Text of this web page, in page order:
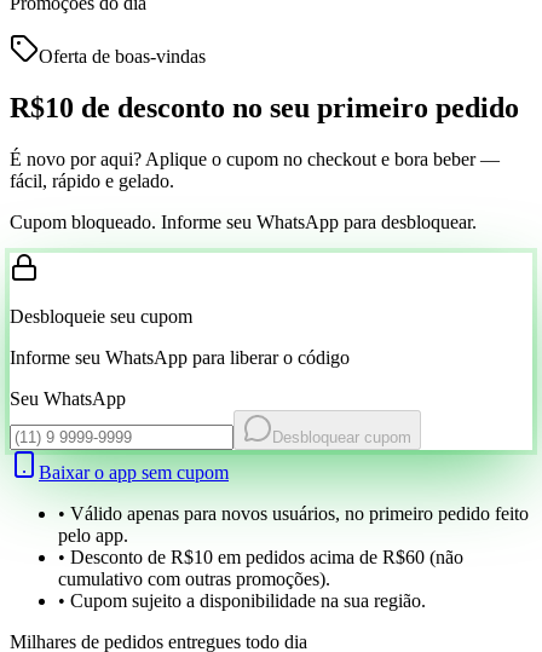
Oferta de boas-vindas
R$10 de desconto no seu primeiro pedido
É novo por aqui? Aplique o cupom no checkout e bora beber —
fácil, rápido e gelado.
Cupom bloqueado. Informe seu WhatsApp para desbloquear.
Desbloqueie seu cupom
Informe seu WhatsApp para liberar o código
Seu WhatsApp
Desbloquear cupom
Baixar o app sem cupom
• Válido apenas para novos usuários, no primeiro pedido feito
pelo app.
• Desconto de R$10 em pedidos acima de R$60 (não
cumulativo com outras promoções).
• Cupom sujeito a disponibilidade na sua região.
Milhares de pedidos entregues todo dia